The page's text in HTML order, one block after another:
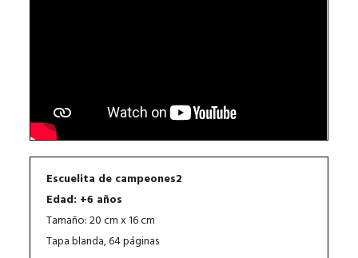
Escuelita de campeones2
Edad: +6 años
Tamaño: 20 cm x 16 cm
Tapa blanda, 64 páginas